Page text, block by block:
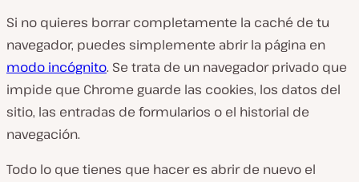
Si no quieres borrar completamente la caché de tu
navegador, puedes simplemente abrir la página en
modo incógnito. Se trata de un navegador privado que
impide que Chrome guarde las cookies, los datos del
sitio, las entradas de formularios o el historial de
navegación.
Todo lo que tienes que hacer es abrir de nuevo el